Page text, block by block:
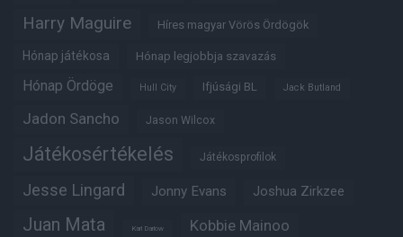
Harry Maguire Híres magyar Vörös Ördögök
Hónap játékosa Hónap legjobbja szavazás
Hónap Ördöge Hull City Ifjúsági BL Jack Butland
Jadon Sancho Jason Wilcox
Játékosértékelés Játékosprofilok
Jesse Lingard Jonny Evans Joshua Zirkzee
Juan Mata Karl Darlow Kobbie Mainoo